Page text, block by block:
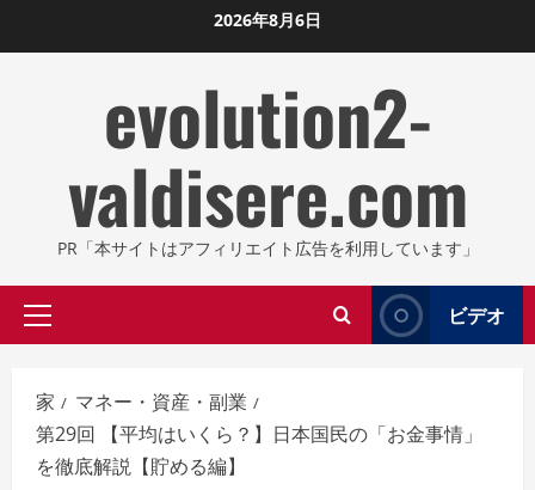
ン
2026年8月6日
evolution2-
valdisere.com
PR「本サイトはアフィリエイト広告を利用しています」
プ
イ
マ
リ
メ
ビデオ
家
マネー・資産・副業
第29回 【平均はいくら？】日本国民の「お金事情」
を徹底解説【貯める編】